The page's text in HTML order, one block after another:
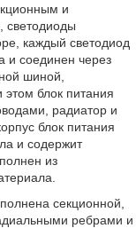
и
светодиоды
каждый светодиод
и соединен через
шиной,
блок питания
радиатор и
блок питания
и содержит
из
секционной,
ребрами и